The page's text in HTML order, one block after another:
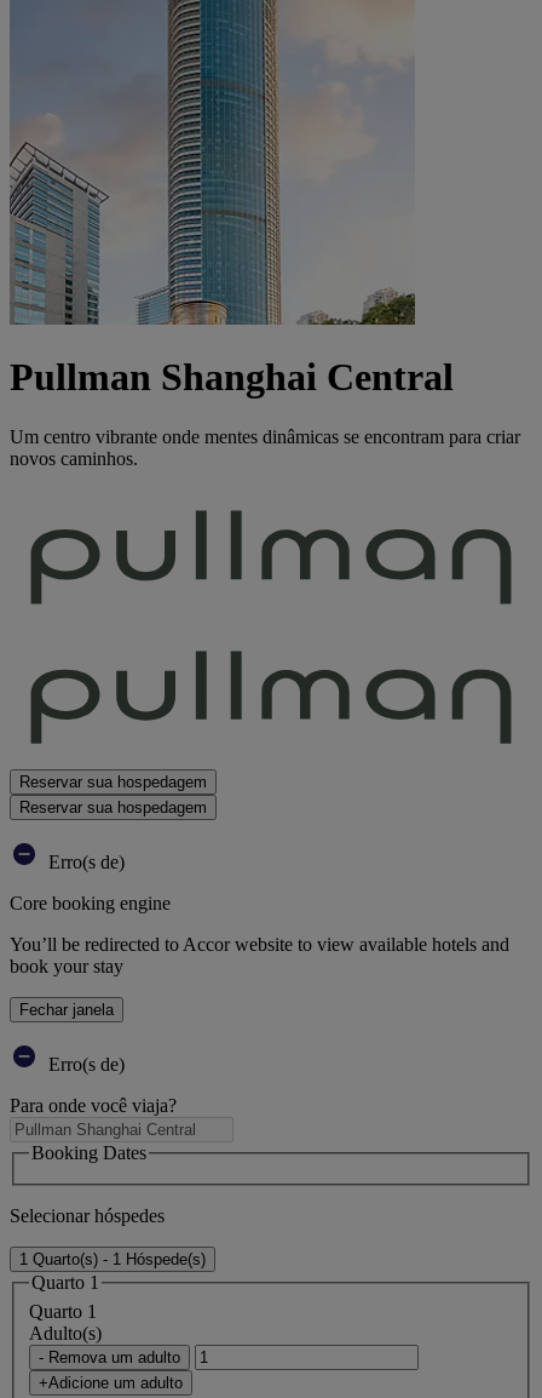
Pullman Shanghai Central
Um centro vibrante onde mentes dinâmicas se encontram para criar
novos caminhos.
Reservar sua hospedagem
Reservar sua hospedagem
Erro(s de)
Core booking engine
You’ll be redirected to Accor website to view available hotels and
book your stay
Fechar janela
Erro(s de)
Para onde você viaja?
Booking Dates
Selecionar hóspedes
1 Quarto(s) - 1 Hóspede(s)
Quarto 1
Quarto 1
Adulto(s)
- Remova um adulto
+Adicione um adulto